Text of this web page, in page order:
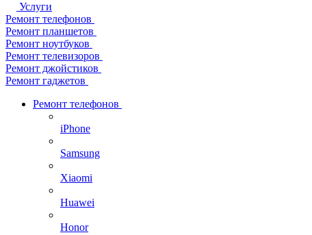
Услуги
Ремонт телефонов
Ремонт планшетов
Ремонт ноутбуков
Ремонт телевизоров
Ремонт джойстиков
Ремонт гаджетов
Ремонт телефонов
iPhone
Samsung
Xiaomi
Huawei
Honor